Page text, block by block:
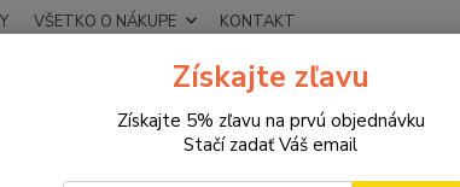
VŠETKO O NÁKUPE KONTAKT
Získajte zľavu
Získajte 5% zľavu na prvú objednávku
Stačí zadať Váš email